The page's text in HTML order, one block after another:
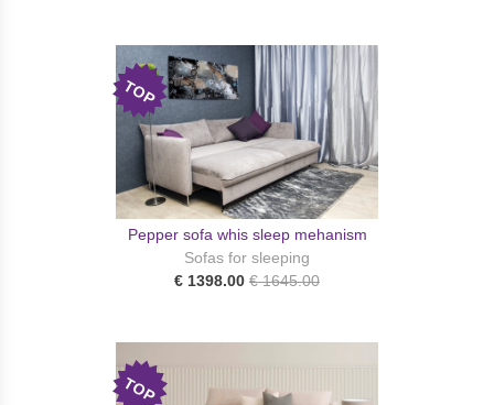
TOP
Pepper sofa whis sleep mehanism
Sofas for sleeping
€ 1398.00 € 1645.00
TOP